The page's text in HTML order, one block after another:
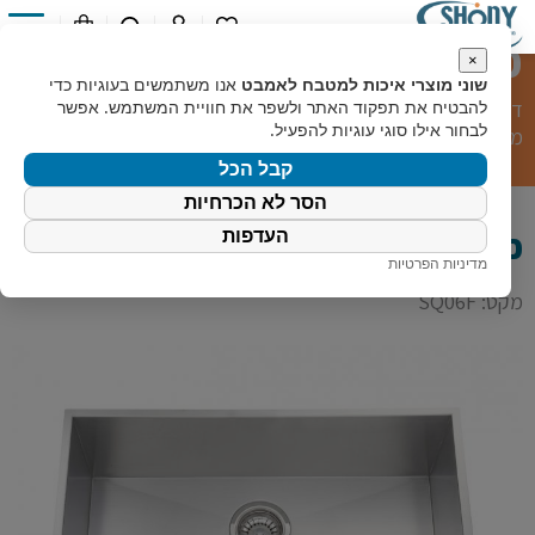
כיור מטבח אמטיסט
דף הבית»קטלוג מוצרים»מוצרי מטבח»כיורי מטבח»כיור
מטבח אמטיסט
כיור מטבח אמטיסט
מקט: SQ06F
×
שוני מוצרי איכות למטבח לאמבט אנו משתמשים בעוגיות כדי
להבטיח את תפקוד האתר ולשפר את חוויית המשתמש. אפשר
לבחור אילו סוגי עוגיות להפעיל.
קבל הכל
הסר לא הכרחיות
העדפות
מדיניות הפרטיות